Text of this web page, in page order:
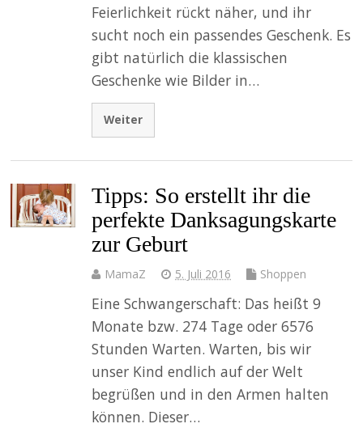
Feierlichkeit rückt näher, und ihr
sucht noch ein passendes Geschenk. Es
gibt natürlich die klassischen
Geschenke wie Bilder in…
Weiter
Tipps: So erstellt ihr die
perfekte Danksagungskarte
zur Geburt
MamaZ 5. Juli 2016 Shoppen
Eine Schwangerschaft: Das heißt 9
Monate bzw. 274 Tage oder 6576
Stunden Warten. Warten, bis wir
unser Kind endlich auf der Welt
begrüßen und in den Armen halten
können. Dieser…